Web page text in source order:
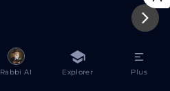
Rabbi AI Explorer Plus